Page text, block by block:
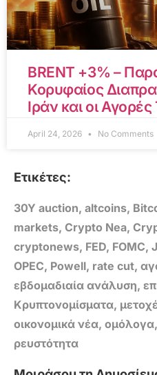
BRENT +3% –
Κορυφαίος
Ιράν και οι
April 24, 2026 No Comments
Ετικέτες:
30Y auction, altcoins,
markets, Crypto Nea,
cryptonews, FED, FOMC,
OPEC, Powell, rate cut,
εβδομαδιαία ανάλυση,
Κρυπτονομίσματα,
οικονομικά νέα, ομόλογα,
ρευστότητα